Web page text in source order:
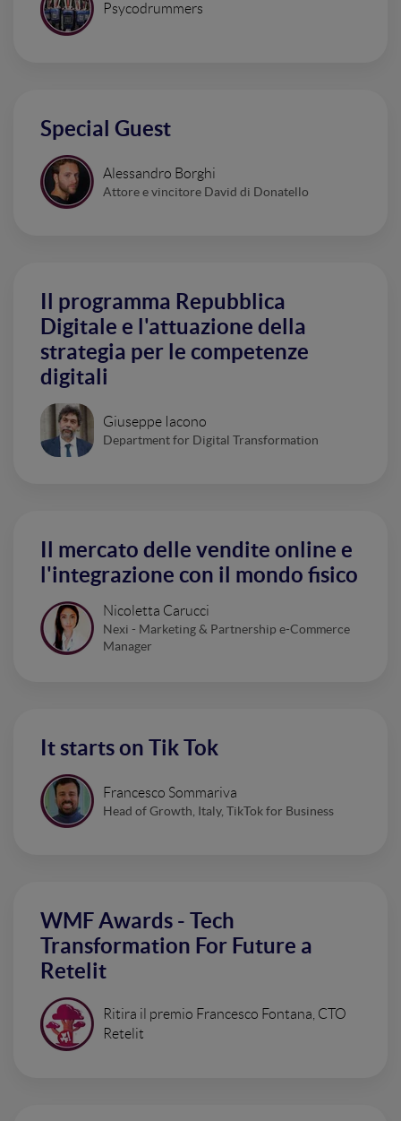
Psycodrummers
Special Guest
Alessandro Borghi
Attore e vincitore David di Donatello
Il programma Repubblica
Digitale e l'attuazione della
strategia per le competenze
digitali
Giuseppe Iacono
Department for Digital Transformation
Il mercato delle vendite online e
l'integrazione con il mondo fisico
Nicoletta Carucci
Nexi - Marketing & Partnership e-Commerce
Manager
It starts on Tik Tok
Francesco Sommariva
Head of Growth, Italy, TikTok for Business
WMF Awards - Tech
Transformation For Future a
Retelit
Ritira il premio Francesco Fontana, CTO
Retelit